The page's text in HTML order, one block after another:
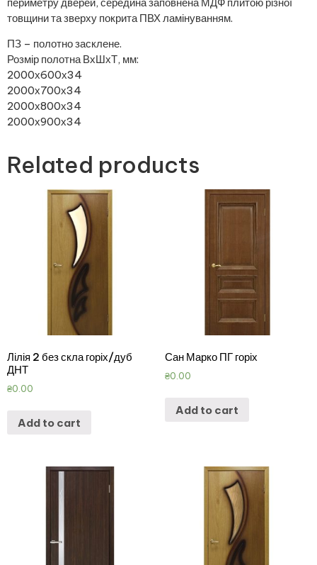
товщини та зверху покрита ПВХ ламінуванням.
ПЗ – полотно засклене.
Розмір полотна ВхШхТ, мм:
2000х600х34
2000х700х34
2000х800х34
2000х900х34
Related products
Лілія 2 без скла горіх/дуб
ДНТ
₴0.00
Add to cart
Сан Марко ПГ горіх
₴0.00
Add to cart